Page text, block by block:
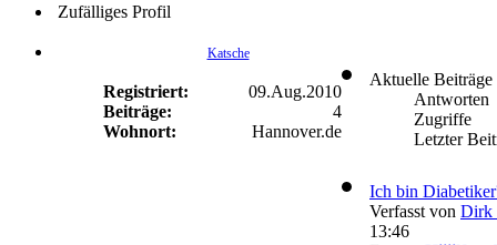
Zufälliges Profil
Katsche
Registriert:
09.Aug.2010
Beiträge:
4
Wohnort:
Hannover.de
Aktuelle Beiträge
Antworten
Zugriffe
Letzter
Ich bin
Verfasst von Dirk
13:46